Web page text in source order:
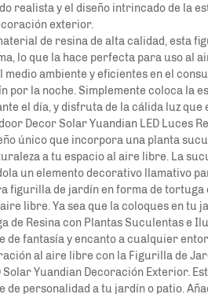
realista y el diseño intrincado de la
exterior.
de resina de alta calidad, esta
lo que la hace perfecta para uso al
medio ambiente y eficientes en el
por la noche. Simplemente coloca la
el día, y disfruta de la cálida luz que
Decor SolarYuandian LED Luces
único que incorpora una planta
a tu espacio al aire libre. La
un elemento decorativo llamativo
figurilla de jardín en forma de
libre. Ya sea que la coloques en
de Resina con Plantas Suculentas e
de fantasía y encanto a cualquier
al aire libre con la Figurilla de
Solar Yuandian Decoración Exterior.
de personalidad a tu jardín o patio.